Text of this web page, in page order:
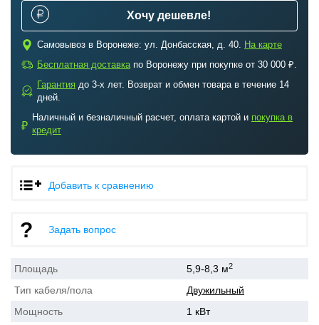
Хочу дешевле!
c Самовывоз в Воронеже: ул. Донбасская, д. 40. На карте
a Бесплатная доставкапо Воронежу при покупке от 30 000 ₽.
b
Гарантия до 3-х лет. Возврат и обмен товара в течение 14
дней.
₽
Наличный и безналичный расчет, оплата картой и покупка в
кредит
Добавить к сравнению
Задать вопрос
Площадь 5,9-8,3 м2
Тип кабеля/пола
Двужильный
Мощность
1 кВт